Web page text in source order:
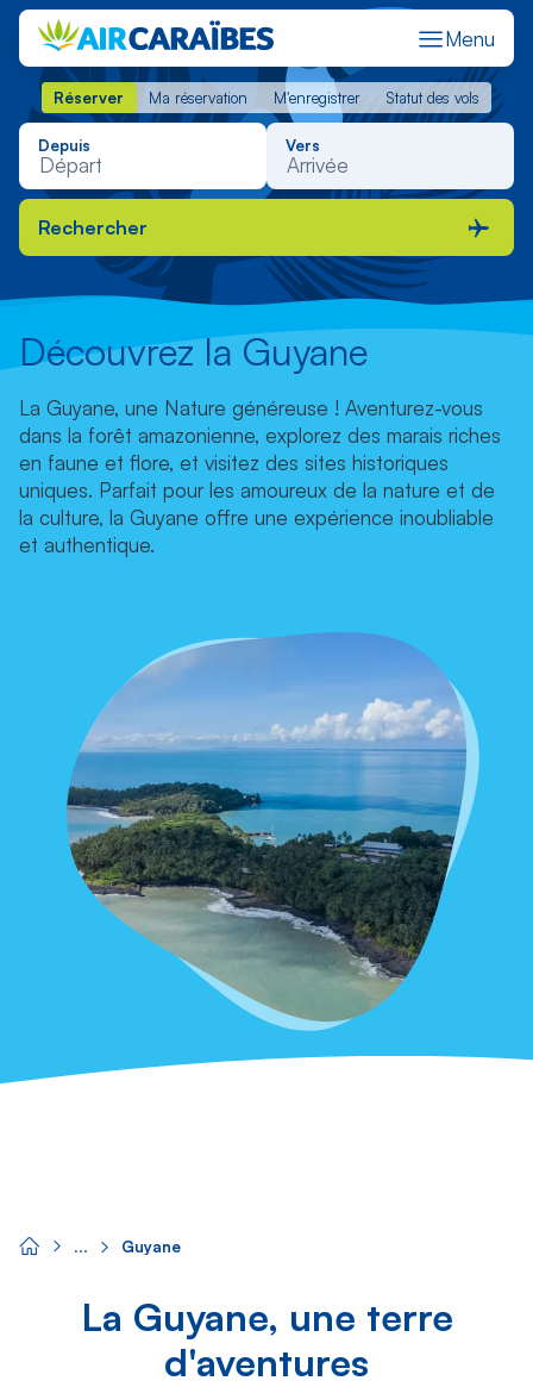
Menu
Réserver Ma réservation M'enregistrer Statut des vols
Réserver Ma réservation M'enregistrer Statut des vols
Depuis Vers
Rechercher
Découvrez la Guyane
La Guyane, une Nature généreuse ! Aventurez-vous
dans la forêt amazonienne, explorez des marais riches
en faune et flore, et visitez des sites historiques
uniques. Parfait pour les amoureux de la nature et de
la culture, la Guyane offre une expérience inoubliable
et authentique.
Guyane
La Guyane, une terre
d'aventures